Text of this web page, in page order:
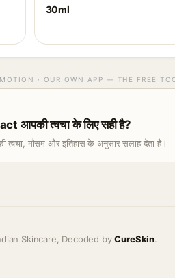
30ml
· OUR OWN APP — THE FREE
आपकी त्वचा के लिए सही है?
मौसम और इतिहास के अनुसार सलाह देता है।
Indian Skincare, Decoded byCureSkin.